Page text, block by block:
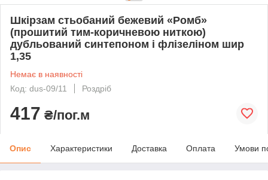
Шкірзам стьобаний бежевий «Ромб»
(прошитий тим-коричневою ниткою)
дубльований синтепоном і флізеліном шир
1,35
Немає в наявності
Код: dus-09/11
Роздріб
417 ₴/пог.м
Опис Характеристики Доставка Оплата Умови